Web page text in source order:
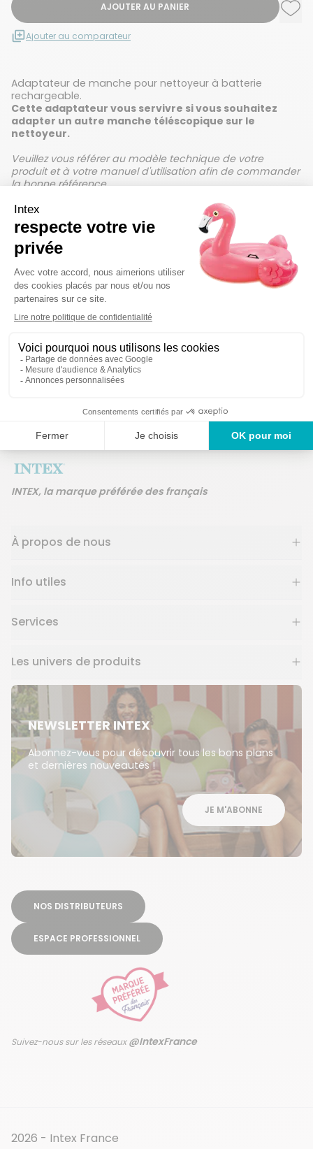
AJOUTER AU PANIER
Ajouter au comparateur
Adaptateur de manche pour nettoyeur à batterie
rechargeable.
Cette adaptateur vous servivre si vous souhaitez
adapter un autre manche téléscopique sur le
nettoyeur.
Veuillez vous référer au modèle technique de votre
produit et à votre manuel d'utilisation afin de commander
la bonne référence.
Détails techniques
INTEX, la marque préférée des français
À propos de nous
Info utiles
Services
Les univers de produits
NEWSLETTER INTEX
Abonnez-vous pour découvrir tous les bons plans
et dernières nouveautés !
JE M'ABONNE
NOS DISTRIBUTEURS
ESPACE PROFESSIONNEL
Suivez-nous sur les réseaux@IntexFrance
2026 - Intex France